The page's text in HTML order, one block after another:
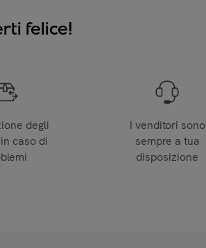
felice!
degli
caso di
I venditori sono
sempre a tua
disposizione